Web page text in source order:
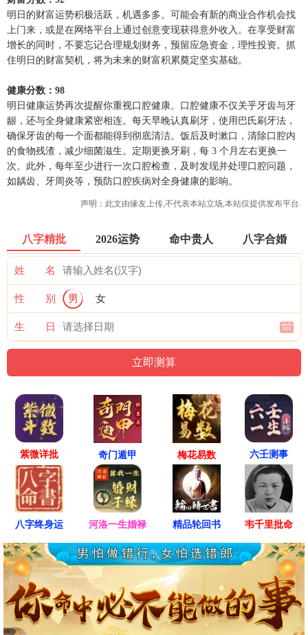
明日的财富运势积极活跃，机遇多多。可能会有新的商业合作机会找
上门来，或是在网络平台上通过创意变现获得意外收入。在享受财富
增长的同时，不要忘记合理规划财务，预留应急资金，理性投资。抓
住明日的财富契机，将为未来的财富积累奠定坚实基础。
健康分数：98
明日健康运势再次提醒你重视口腔健康。口腔健康不仅关乎牙齿与牙
龈，还与全身健康紧密相连。每天早晚认真刷牙，使用巴氏刷牙法，
确保牙齿的每一个面都能得到彻底清洁。饭后及时漱口，清除口腔内
的食物残渣，减少细菌滋生。定期更换牙刷，每 3 个月左右更换一
次。此外，每年至少进行一次口腔检查，及时发现并处理口腔问题，
如龋齿、牙周炎等，预防口腔疾病对全身健康的影响。
声明：此文由缘友上传,不代表本站立场,本站仅提供发布平台.
八字精批 2026运势 命中贵人 八字合婚
姓 名
性 别 男 女
生 日
紫微详批 奇门遁甲 梅花易数 六壬测事
八字终身运 河洛一生婚禄 精品轮回书 韦千里批命